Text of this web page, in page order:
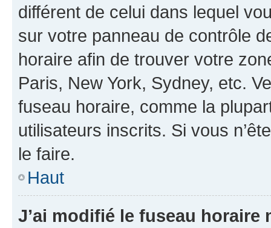
différent de celui dans lequel
sur votre panneau de contrôle
horaire afin de trouver votre
Paris, New York, Sydney, etc.
fuseau horaire, comme la
utilisateurs inscrits. Si vous
le faire.
Haut
J’ai modifié le fuseau horaire